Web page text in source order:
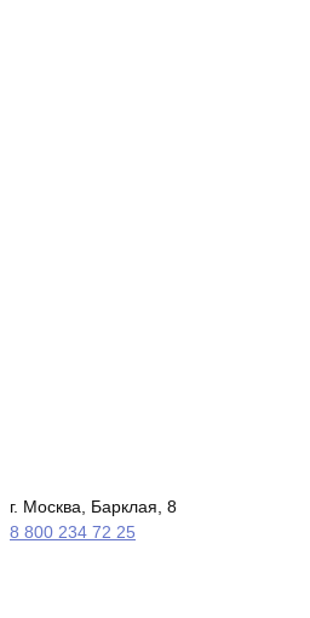
г. Москва, Барклая, 8
8 800 234 72 25